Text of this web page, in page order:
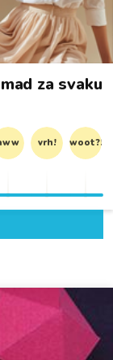
za svaku
vrh! woot?!